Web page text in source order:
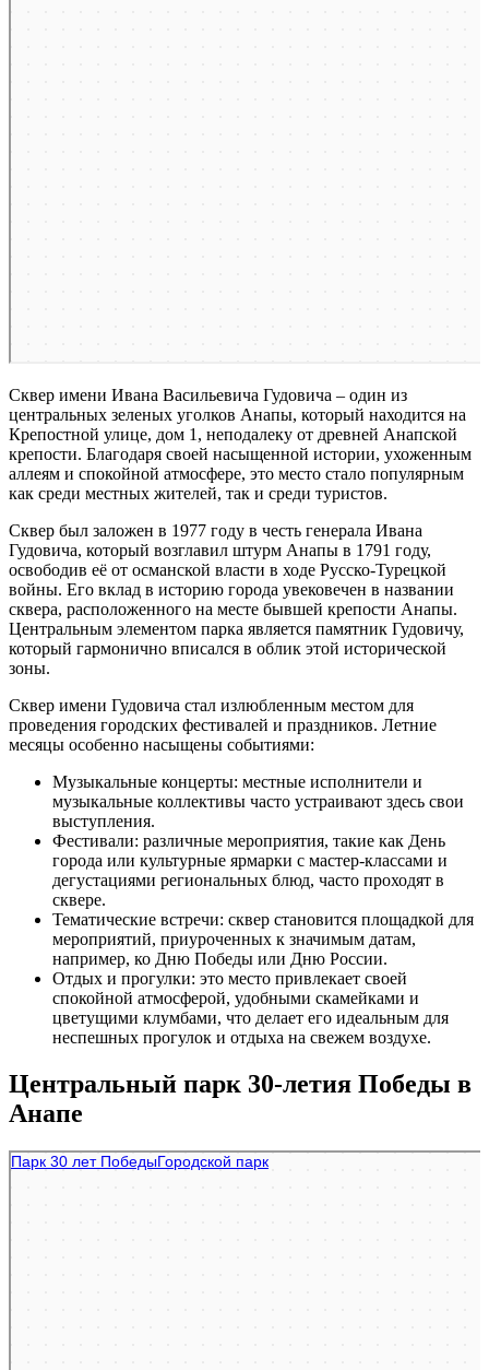
Сквер имени Ивана Васильевича Гудовича – один из
центральных зеленых уголков Анапы, который находится на
Крепостной улице, дом 1, неподалеку от древней Анапской
крепости. Благодаря своей насыщенной истории, ухоженным
аллеям и спокойной атмосфере, это место стало популярным
как среди местных жителей, так и среди туристов.
Сквер был заложен в 1977 году в честь генерала Ивана
Гудовича, который возглавил штурм Анапы в 1791 году,
освободив её от османской власти в ходе Русско-Турецкой
войны. Его вклад в историю города увековечен в названии
сквера, расположенного на месте бывшей крепости Анапы.
Центральным элементом парка является памятник Гудовичу,
который гармонично вписался в облик этой исторической
зоны.
Сквер имени Гудовича стал излюбленным местом для
проведения городских фестивалей и праздников. Летние
месяцы особенно насыщены событиями:
Музыкальные концерты: местные исполнители и
музыкальные коллективы часто устраивают здесь свои
выступления.
Фестивали: различные мероприятия, такие как День
города или культурные ярмарки с мастер-классами и
дегустациями региональных блюд, часто проходят в
сквере.
Тематические встречи: сквер становится площадкой для
мероприятий, приуроченных к значимым датам,
например, ко Дню Победы или Дню России.
Отдых и прогулки: это место привлекает своей
спокойной атмосферой, удобными скамейками и
цветущими клумбами, что делает его идеальным для
неспешных прогулок и отдыха на свежем воздухе.
Центральный парк 30-летия Победы в
Анапе
Анапа
Центральный парк 30-летия Победы в Анапе — Яндекс Карты